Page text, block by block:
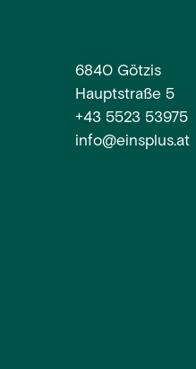
6840 Götzis
Hauptstraße 5
+43 5523 53975
info@einsplus.at